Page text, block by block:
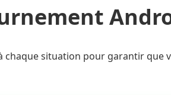
chaque situation pour garantir